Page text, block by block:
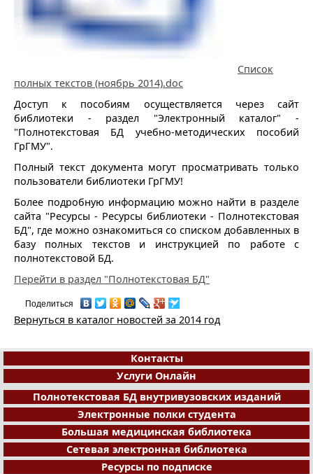
Список
полных текстов (ноябрь 2014).doc
Доступ к пособиям осуществляется через сайт
библиотеки - раздел "Электронный каталог" -
"Полнотекстовая БД учебно-методических пособий
ГрГМУ".
Полный текст документа могут просматривать только
пользователи библиотеки ГрГМУ!
Более подробную информацию можно найти в разделе
сайта "Ресурсы - Ресурсы библиотеки - Полнотекстовая
БД", где можно ознакомиться со списком добавленных в
базу полных текстов и инструкцией по работе с
полнотекстовой БД.
Перейти в раздел "Полнотекстовая БД"
Поделиться
Вернуться в каталог новостей за 2014 год
Контакты
Услуги Онлайн
Полнотекстовая БД внутривузовских изданий
Электронные полки студента
Большая медицинская библиотека
Сетевая электронная библиотека
Ресурсы по подписке